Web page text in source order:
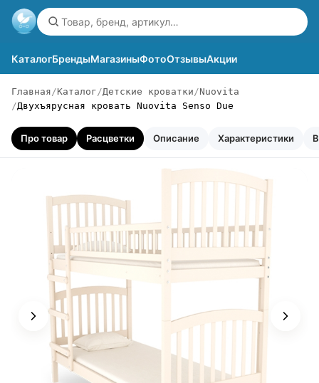
КаталогБрендыМагазиныФотоОтзывыАкции
Главная Каталог Детские кроватки
Nuovita
Двухъярусная кровать Nuovita Senso Due
Про товар Расцветки Описание Характеристики